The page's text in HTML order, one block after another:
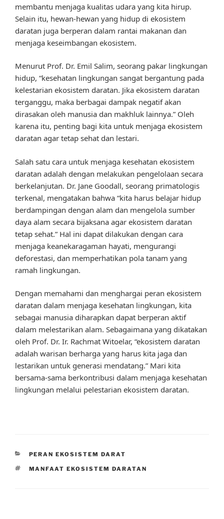
membantu menjaga kualitas udara yang kita hirup.
Selain itu, hewan-hewan yang hidup di ekosistem
daratan juga berperan dalam rantai makanan dan
menjaga keseimbangan ekosistem.
Menurut Prof. Dr. Emil Salim, seorang pakar lingkungan
hidup, “kesehatan lingkungan sangat bergantung pada
kelestarian ekosistem daratan. Jika ekosistem daratan
terganggu, maka berbagai dampak negatif akan
dirasakan oleh manusia dan makhluk lainnya.” Oleh
karena itu, penting bagi kita untuk menjaga ekosistem
daratan agar tetap sehat dan lestari.
Salah satu cara untuk menjaga kesehatan ekosistem
daratan adalah dengan melakukan pengelolaan secara
berkelanjutan. Dr. Jane Goodall, seorang primatologis
terkenal, mengatakan bahwa “kita harus belajar hidup
berdampingan dengan alam dan mengelola sumber
daya alam secara bijaksana agar ekosistem daratan
tetap sehat.” Hal ini dapat dilakukan dengan cara
menjaga keanekaragaman hayati, mengurangi
deforestasi, dan memperhatikan pola tanam yang
ramah lingkungan.
Dengan memahami dan menghargai peran ekosistem
daratan dalam menjaga kesehatan lingkungan, kita
sebagai manusia diharapkan dapat berperan aktif
dalam melestarikan alam. Sebagaimana yang dikatakan
oleh Prof. Dr. Ir. Rachmat Witoelar, “ekosistem daratan
adalah warisan berharga yang harus kita jaga dan
lestarikan untuk generasi mendatang.” Mari kita
bersama-sama berkontribusi dalam menjaga kesehatan
lingkungan melalui pelestarian ekosistem daratan.
CATEGORIES
PERAN EKOSISTEM DARAT
TAGS
MANFAAT EKOSISTEM DARATAN